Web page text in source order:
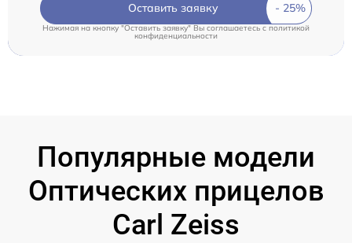
Оставить заявку
Нажимая на кнопку "Оставить заявку" Вы соглашаетесь c политикой
конфиденциальности
Популярные модели
Оптических прицелов
Carl Zeiss